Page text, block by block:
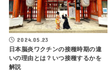
2024.05.23
日本脳炎ワクチンの接種時期の違
いの理由とは？いつ接種するかを
解説